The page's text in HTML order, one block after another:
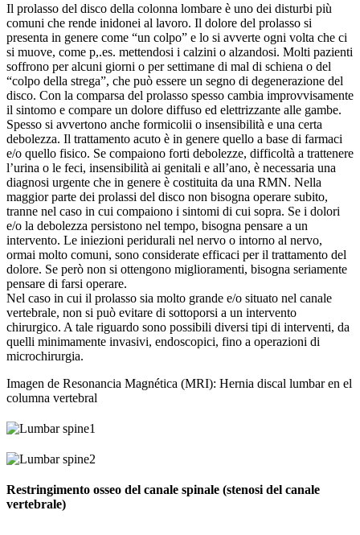
Il prolasso del disco della colonna lombare è uno dei disturbi più
comuni che rende inidonei al lavoro. Il dolore del prolasso si
presenta in genere come “un colpo” e lo si avverte ogni volta che ci
si muove, come p,.es. mettendosi i calzini o alzandosi. Molti pazienti
soffrono per alcuni giorni o per settimane di mal di schiena o del
“colpo della strega”, che può essere un segno di degenerazione del
disco. Con la comparsa del prolasso spesso cambia improvvisamente
il sintomo e compare un dolore diffuso ed elettrizzante alle gambe.
Spesso si avvertono anche formicolii o insensibilità e una certa
debolezza. Il trattamento acuto è in genere quello a base di farmaci
e/o quello fisico. Se compaiono forti debolezze, difficoltà a trattenere
l’urina o le feci, insensibilità ai genitali e all’ano, è necessaria una
diagnosi urgente che in genere è costituita da una RMN. Nella
maggior parte dei prolassi del disco non bisogna operare subito,
tranne nel caso in cui compaiono i sintomi di cui sopra. Se i dolori
e/o la debolezza persistono nel tempo, bisogna pensare a un
intervento. Le iniezioni peridurali nel nervo o intorno al nervo,
ormai molto comuni, sono considerate efficaci per il trattamento del
dolore. Se però non si ottengono miglioramenti, bisogna seriamente
pensare di farsi operare.
Nel caso in cui il prolasso sia molto grande e/o situato nel canale
vertebrale, non si può evitare di sottoporsi a un intervento
chirurgico. A tale riguardo sono possibili diversi tipi di interventi, da
quelli minimamente invasivi, endoscopici, fino a operazioni di
microchirurgia.
Imagen de Resonancia Magnética (MRI): Hernia discal lumbar en el
columna vertebral
Restringimento osseo del canale spinale (stenosi del canale
vertebrale)